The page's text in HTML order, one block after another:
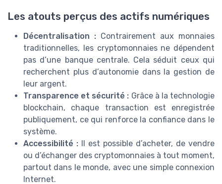
Les atouts perçus des actifs numériques
Décentralisation : Contrairement aux monnaies
traditionnelles, les cryptomonnaies ne dépendent
pas d’une banque centrale. Cela séduit ceux qui
recherchent plus d’autonomie dans la gestion de
leur argent.
Transparence et sécurité : Grâce à la technologie
blockchain, chaque transaction est enregistrée
publiquement, ce qui renforce la confiance dans le
système.
Accessibilité : Il est possible d’acheter, de vendre
ou d’échanger des cryptomonnaies à tout moment,
partout dans le monde, avec une simple connexion
Internet.